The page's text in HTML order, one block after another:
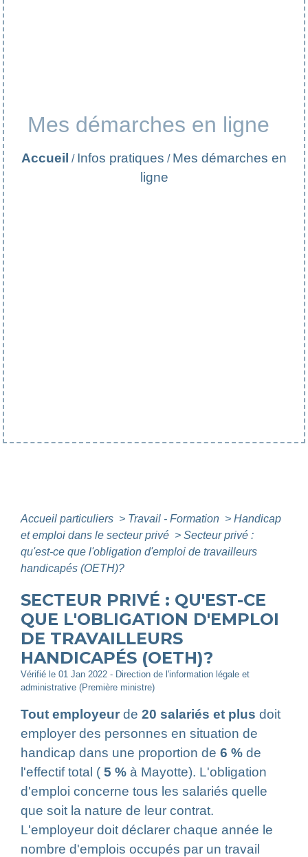
Mes démarches en ligne
Accueil / Infos pratiques / Mes démarches en
ligne
Accueil particuliers > Travail - Formation > Handicap
et emploi dans le secteur privé > Secteur privé :
qu'est-ce que l'obligation d'emploi de travailleurs
handicapés (OETH)?
SECTEUR PRIVÉ : QU'EST-CE
QUE L'OBLIGATION D'EMPLOI
DE TRAVAILLEURS
HANDICAPÉS (OETH)?
Vérifié le 01 Jan 2022 - Direction de l'information légale et
administrative (Première ministre)
Tout employeur de 20 salariés et plus doit
employer des personnes en situation de
handicap dans une proportion de 6 % de
l'effectif total ( 5 % à Mayotte). L'obligation
d'emploi concerne tous les salariés quelle
que soit la nature de leur contrat.
L'employeur doit déclarer chaque année le
nombre d'emplois occupés par un travail